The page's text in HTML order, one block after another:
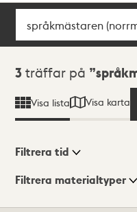
Sök
Sökresultat
3 träffar på
Visa lista Visa karta
Visningsläge
Filtrera tid
Filtrera materialtyper